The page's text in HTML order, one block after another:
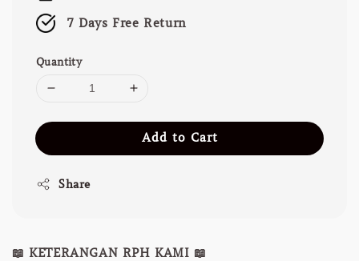
7 Days Free Return
Quantity
Add to Cart
Share
📖 KETERANGAN RPH KAMI 📖